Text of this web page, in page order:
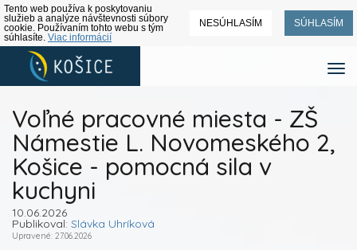
Tento web používa k poskytovaniu
služieb a analýze návštevnosti súbory
cookie. Používaním tohto webu s tým
súhlasíte. Viac informácií
NESÚHLASÍM SÚHLASÍM
Voľné pracovné miesta - ZŠ
Námestie L. Novomeského 2,
Košice - pomocná sila v
kuchyni
10.06.2026
Publikoval: Slávka Uhríková
Upravené: 27.06.2026